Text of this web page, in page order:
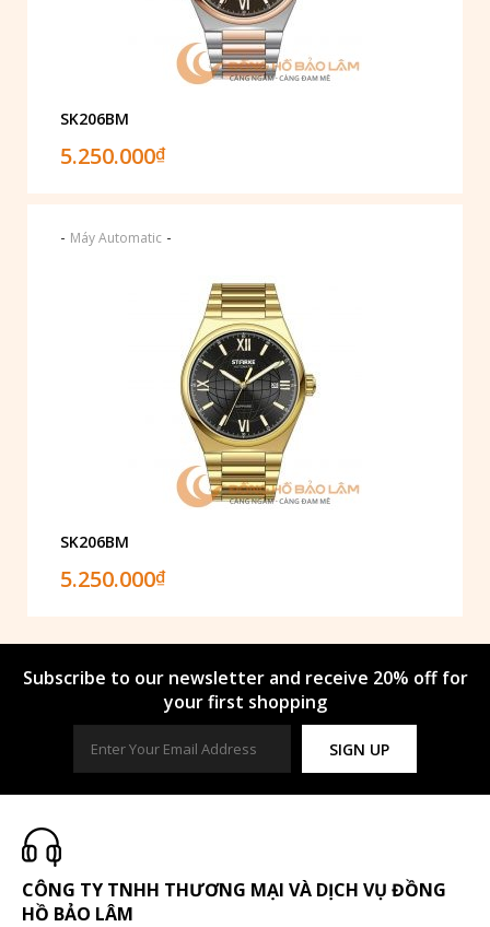
SK206BM
5.250.000₫
- Máy Automatic -
SK206BM
5.250.000₫
Subscribe to our newsletter and receive 20% off for
your first shopping
SIGN UP
CÔNG TY TNHH THƯƠNG MẠI VÀ DỊCH VỤ ĐỒNG
HỒ BẢO LÂM